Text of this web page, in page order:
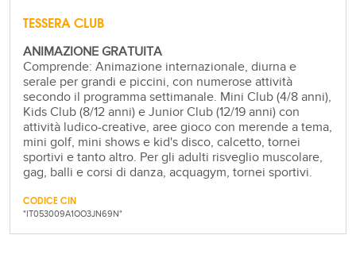
TESSERA CLUB
ANIMAZIONE GRATUITA
Comprende: Animazione internazionale, diurna e
serale per grandi e piccini, con numerose attività
secondo il programma settimanale. Mini Club (4/8 anni),
Kids Club (8/12 anni) e Junior Club (12/19 anni) con
attività ludico-creative, aree gioco con merende a tema,
mini golf, mini shows e kid's disco, calcetto, tornei
sportivi e tanto altro. Per gli adulti risveglio muscolare,
gag, balli e corsi di danza, acquagym, tornei sportivi.
CODICE CIN
"IT053009A1OO3JN69N"